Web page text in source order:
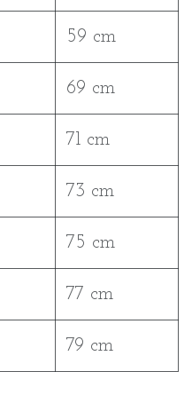
59 cm
69 cm
71 cm
73 cm
75 cm
77 cm
79 cm